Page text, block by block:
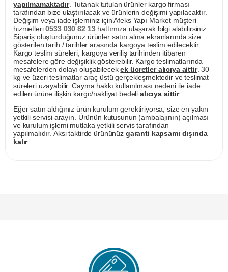
yapılmamaktadır. Tutanak tutulan ürünler kargo firması
tarafından bize ulaştırılacak ve ürünlerin değişimi yapılacaktır.
Değişim veya iade işleminiz için Afeks Yapı Market müşteri
hizmetleri0533 030 82 13hattımıza ulaşarak bilgi alabilirsiniz.
Sipariş oluşturduğunuz ürünler satın alma ekranlarında size
gösterilen tarih / tarihler arasında kargoya teslim edilecektir.
Kargo teslim süreleri, kargoya veriliş tarihinden itibaren
mesafelere göre değişiklik gösterebilir. Kargo teslimatlarında
mesafelerden dolayı oluşabilecekek ücretler alıcıya aittir. 30
kg ve üzeri teslimatlar araç üstü gerçekleşmektedir ve teslimat
süreleri uzayabilir. Cayma hakkı kullanılması nedeni ile iade
edilen ürüne ilişkin kargo/nakliyat bedeli alıcıya aittir.
Eğer satın aldığınız ürün kurulum gerektiriyorsa, size en yakın
yetkili servisi arayın. Ürünün kutusunun (ambalajının) açılması
ve kurulum işlemi mutlaka yetkili servis tarafından
yapılmalıdır. Aksi taktirde ürününüz garanti kapsamı dışında
kalır.